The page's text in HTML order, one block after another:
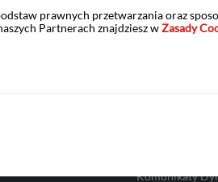
Komunikaty
prawnych przetwarzania oraz
Partnerach znajdziesz wZasady